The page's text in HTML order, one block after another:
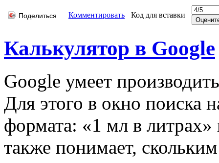
Поделиться Комментировать Код для вставки
Калькулятор в Google
Google умеет
Для этого в окно поиска
формата: «1 мл в
также понимает,